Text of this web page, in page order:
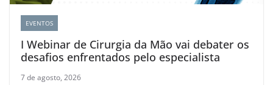
EVENTOS
I Webinar de Cirurgia da Mão vai debater os
desafios enfrentados pelo especialista
7 de agosto, 2026